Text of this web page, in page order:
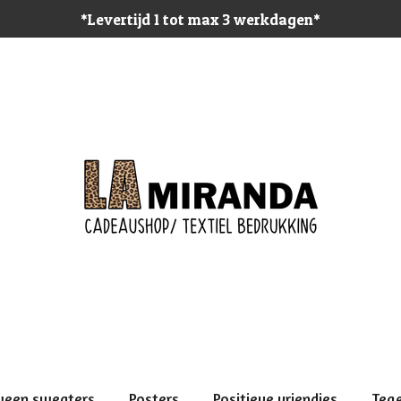
*Levertijd 1 tot max 3 werkdagen*